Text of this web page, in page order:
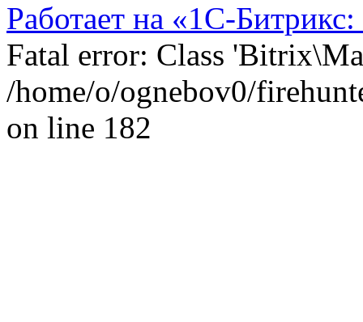
Работает на «1С-
Fatal error: Class
/home/o/ognebov0/
on line 182